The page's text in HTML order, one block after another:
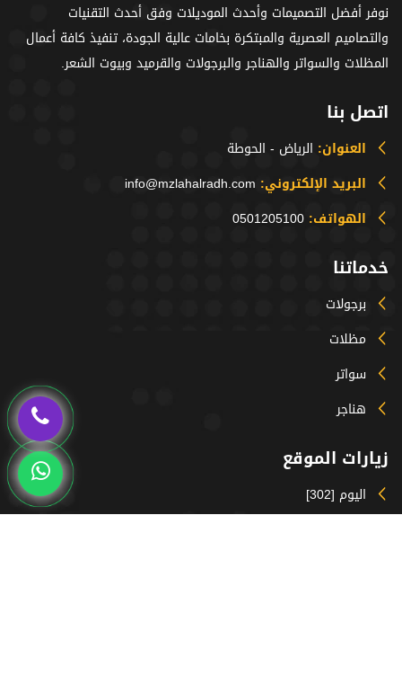
نوفر أفضل التصميمات وأحدث الموديلات وفق أحدث التقنيات
والتصاميم العصرية والمبتكرة بخامات عالية الجودة، تنفيذ كافة أعمال
المظلات والسواتر والهناجر والبرجولات والقرميد وبيوت الشعر.
اتصل بنا
العنوان: الرياض - الحوطة
البريد الإلكتروني: info@mzlahalradh.com
الهواتف: 0501205100
خدماتنا
برجولات
مظلات
سواتر
هناجر
زيارات الموقع
اليوم [302]